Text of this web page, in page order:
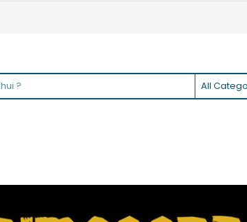
All